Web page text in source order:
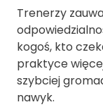
Trenerzy
kogoś, kto
praktyce
szybciej
nawyk.